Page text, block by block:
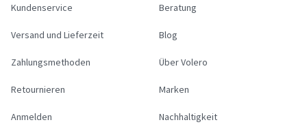
Kundenservice
Versand und Lieferzeit
Zahlungsmethoden
Retournieren
Anmelden
Beratung
Blog
Über Volero
Marken
Nachhaltigkeit